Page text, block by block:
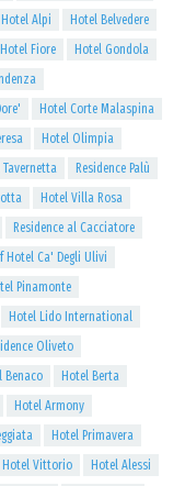
Hotel Alpi
Hotel Belvedere
Hotel Fiore
Hotel Gondola
Hotel Corte Malaspina
Hotel Olimpia
Tavernetta
Residence Palù
Hotel Villa Rosa
Residence al Cacciatore
Hotel Ca' Degli Ulivi
Pinamonte
Hotel Lido International
Oliveto
Benaco
Hotel Berta
Hotel Armony
Hotel Primavera
Hotel Vittorio
Hotel Alessi